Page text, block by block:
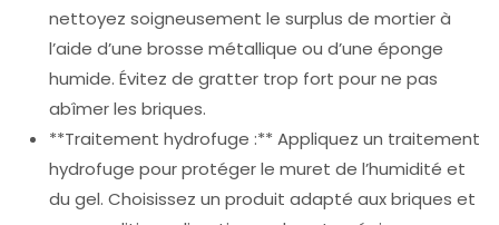
nettoyez soigneusement le surplus de mortier à
l’aide d’une brosse métallique ou d’une éponge
humide. Évitez de gratter trop fort pour ne pas
abîmer les briques.
**Traitement hydrofuge :** Appliquez un traitement
hydrofuge pour protéger le muret de l’humidité et
du gel. Choisissez un produit adapté aux briques et